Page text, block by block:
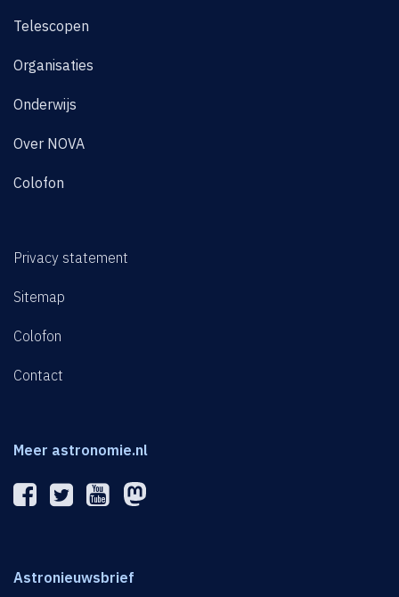
Telescopen
Organisaties
Onderwijs
Over NOVA
Colofon
Privacy statement
Sitemap
Colofon
Contact
Meer astronomie.nl
Astronieuwsbrief